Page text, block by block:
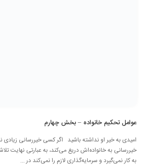
عوامل تحکیم خانواده – بخش چهارم
امیدی به خیر او نداشته باشید اگر کسی خیررسانی زیادی
خیررسانی به خانواده‌اش دریغ می‌کند، به عبارتی نهایت
به کار نمی‌گیرد و سرمایه‌گذاری لازم را نمی‌کند در ...